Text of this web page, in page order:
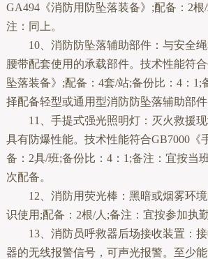
GA494《消防用防坠落装备》;配备：2根
注：同上。
10、消防防坠落辅助部件：与安全
腰带配套使用的承载部件。技术性能符
坠落装备》;配备：4套/站;备份比：4：1;
择配备轻型或通用型消防防坠落辅助部件
11、手提式强光照明灯：灭火救援现
具有防爆性能。技术性能符合GB7000《
备：2具/班;备份比：4：1;备注：宜按当
次配备。
12、消防用荧光棒：黑暗或烟雾环
识使用;配备：2根/人;备注：宜按参加执
13、消防员呼救器后场接收装置：
器的无线报警信号，可声光报警。至少